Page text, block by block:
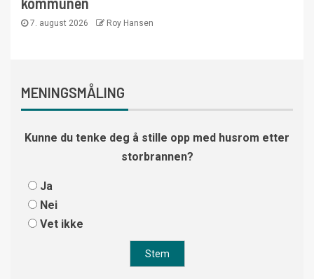
7. august 2026 Roy Hansen
MENINGSMÅLING
Kunne du tenke deg å stille opp med husrom etter
storbrannen?
Ja
Nei
Vet ikke